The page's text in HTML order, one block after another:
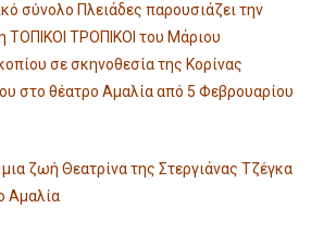
σύνολο Πλειάδες παρουσιάζει την
ΤΟΠΙΚΟΙ ΤΡΟΠΙΚΟΙ του Μάριου
σε σκηνοθεσία της Κορίνας
στο θέατρο Αμαλία από 5 Φεβρουαρίου
ζωή Θεατρίνα της Στεργιάνας Τζέγκα
Αμαλία